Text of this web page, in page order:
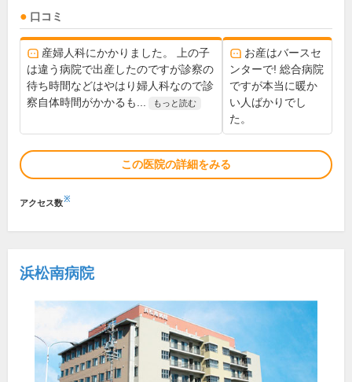
口コミ
産婦人科にかかりました。 上の子
は違う病院で出産したのですが診察の
待ち時間などはやはり婦人科なので診
察自体時間がかかるも...
もっと読む
お産はバースセ
ンターで! 総合病院
ですが本当に暖か
い人ばかりでし
た。
この医院の詳細をみる
アクセス数※
浜松南病院